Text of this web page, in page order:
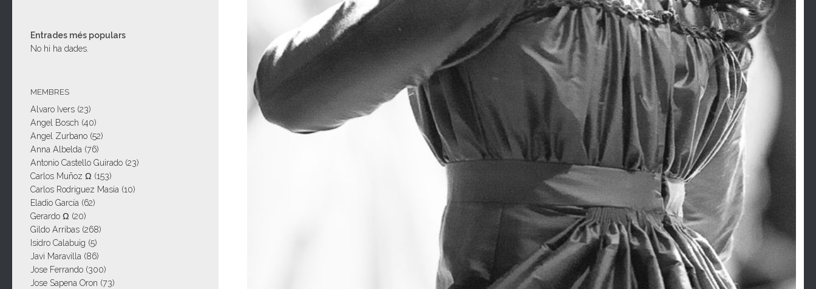
Entrades més populars
No hi ha dades.
MEMBRES
Alvaro Ivers (23)
Angel Bosch (40)
Angel Zurbano (52)
Anna Albelda (76)
Antonio Castello Guirado (23)
Carlos Muñoz Ω (153)
Carlos Rodriguez Masia (10)
Eladio García (62)
Gerardo Ω (20)
Gildo Arribas (268)
Isidro Calabuig (5)
Javi Maravilla (86)
Jose Ferrando (300)
Jose Sapena Oron (73)